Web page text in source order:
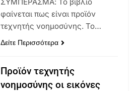
φαίνεται πως είναι προϊόν
τεχνητής νοημοσύνης. Το…
Δείτε Περισσότερα
Προϊόν τεχνητής
νοημοσύνης οι εικόνες